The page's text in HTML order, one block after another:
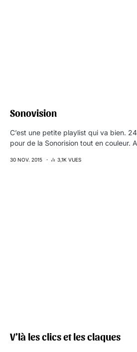
Sonovision
C’est une petite playlist qui va bien.
pour de la Sonorision tout en couleur.
30 NOV. 2015 3,1K VUES
V’là les clics et les claques